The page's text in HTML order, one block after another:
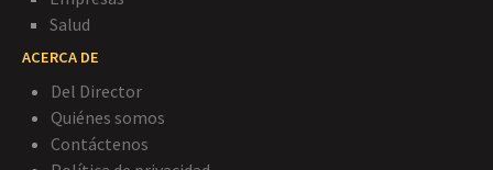
Salud
ACERCA DE
Del Director
Quiénes somos
Contáctenos